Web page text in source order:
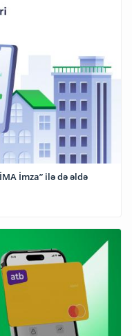
İmza” ilə də əldə